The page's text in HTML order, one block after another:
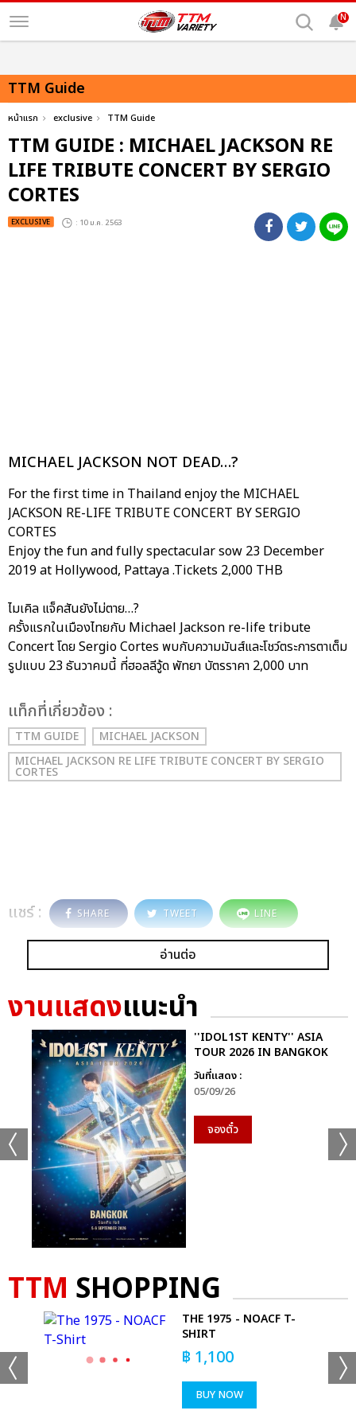
N
TTM Guide
หน้าแรก exclusive TTM Guide
TTM GUIDE : MICHAEL JACKSON RE
LIFE TRIBUTE CONCERT BY SERGIO
CORTES
EXCLUSIVE : 10 ม.ค. 2563
MICHAEL JACKSON NOT DEAD…?
For the first time in Thailand enjoy the MICHAEL
JACKSON RE-LIFE TRIBUTE CONCERT BY SERGIO
CORTES
Enjoy the fun and fully spectacular sow 23 December
2019 at Hollywood, Pattaya .Tickets 2,000 THB
ไมเคิล แจ็คสันยังไม่ตาย…?
ครั้งแรกในเมืองไทยกับ Michael Jackson re-life tribute
Concert โดย Sergio Cortes พบกับความมันส์และโชว์ตระการตาเต็ม
รูปแบบ 23 ธันวาคมนี้ ที่ฮอลลีวู้ด พัทยา บัตรราคา 2,000 บาท
เเท็กที่เกี่ยวข้อง :
TTM GUIDE
MICHAEL JACKSON
MICHAEL JACKSON RE LIFE TRIBUTE CONCERT BY SERGIO
CORTES
แชร์ : SHARE TWEET LINE
อ่านต่อ
งานแสดงแนะนำ
''IDOL1ST KENTY'' ASIA
TOUR 2026 IN BANGKOK
วันที่แสดง :
05/09/26
จองตั๋ว
TTM SHOPPING
THE 1975 - NOACF T-
SHIRT
฿ 1,100
BUY NOW